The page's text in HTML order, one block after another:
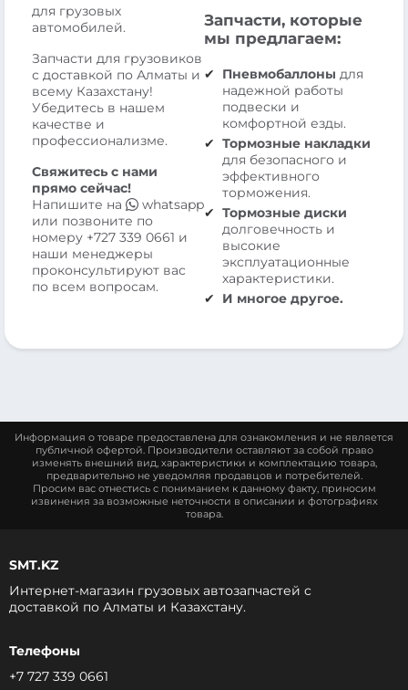
для грузовых
автомобилей.
Запчасти для грузовиков
с доставкой по Алматы и
всему Казахстану!
Убедитесь в нашем
качестве и
профессионализме.
Свяжитесь с нами
прямо сейчас!
Напишите на
whatsapp
или позвоните по
номеру +727 339 0661 и
наши менеджеры
проконсультируют вас
по всем вопросам.
Запчасти, которые
мы предлагаем:
Пневмобаллоны для
надежной работы
подвески и
комфортной езды.
Тормозные накладки
для безопасного и
эффективного
торможения.
Тормозные диски
долговечность и
высокие
эксплуатационные
характеристики.
И многое другое.
Информация о товаре предоставлена для ознакомления и не является
публичной офертой. Производители оставляют за собой право
изменять внешний вид, характеристики и комплектацию товара,
предварительно не уведомляя продавцов и потребителей.
Просим вас отнестись с пониманием к данному факту, приносим
извинения за возможные неточности в описании и фотографиях
товара.
SMT.KZ
Интернет-магазин грузовых автозапчастей c
доставкой по Алматы и Казахстану.
Телефоны
+7 727 339 0661